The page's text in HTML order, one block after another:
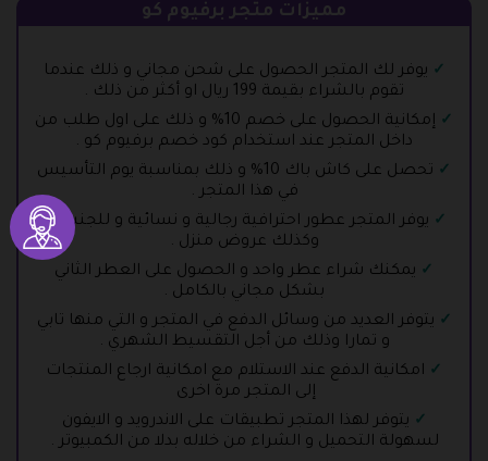
مميزات متجر برفيوم كو
يوفر لك المتجر الحصول على شحن مجاني و ذلك عندما
تقوم بالشراء بقيمة 199 ريال او أكثر من ذلك .
إمكانية الحصول على خصم 10% و ذلك على اول طلب من
داخل المتجر عند استخدام كود خصم برفيوم كو .
تحصل على كاش باك 10% و ذلك بمناسبة يوم التأسيس
في هذا المتجر .
يوفر المتجر عطور احترافية رجالية و نسائية و للجنسين
وكذلك عروض منزل .
يمكنك شراء عطر واحد و الحصول على العطر الثاني
بشكل مجاني بالكامل .
يتوفر العديد من وسائل الدفع في المتجر و التي منها تابي
و تمارا وذلك من أجل التقسيط الشهري .
امكانية الدفع عند الاستلام مع امكانية ارجاع المنتجات
إلى المتجر مرة اخرى
يتوفر لهذا المتجر تطبيقات على الاندرويد و الايفون
لسهولة التحميل و الشراء من خلاله بدلا من الكمبيوتر .